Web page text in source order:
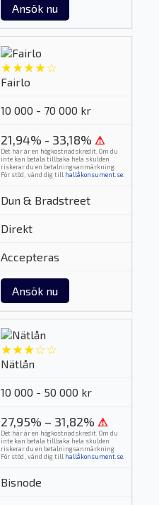
Ansök nu
★★★★☆
Fairlo
10 000 - 70 000 kr
21,94% - 33,18% ⚠
Det här är en högkostnadskredit. Om du
inte kan betala tillbaka hela skulden
riskerar du en betalningsanmärkning.
För stöd, vänd dig till hallåkonsument.se.
Dun & Bradstreet
Direkt
Accepteras
Ansök nu
★★★☆☆
Nätlån
10 000 - 50 000 kr
27,95% – 31,82% ⚠
Det här är en högkostnadskredit. Om du
inte kan betala tillbaka hela skulden
riskerar du en betalningsanmärkning.
För stöd, vänd dig till hallåkonsument.se.
Bisnode